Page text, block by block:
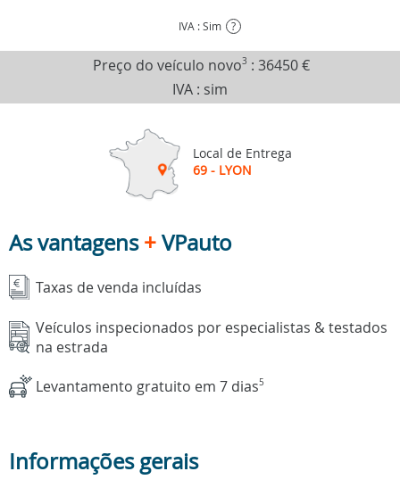
IVA : Sim ?
Preço do veículo novo3 : 36450 €
IVA : sim
Local de Entrega
69 - LYON
As vantagens+VPauto
Taxas de venda incluídas
Veículos inspecionados por especialistas & testados
na estrada
Levantamento gratuito em 7 dias5
Informações gerais